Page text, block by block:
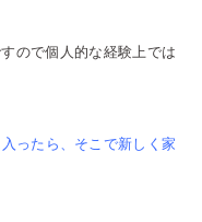
ので個人的な経験上では
ったら、そこで新しく家